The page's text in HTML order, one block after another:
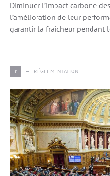
Diminuer l’impact carbone
l’amélioration de leur
garantir la fraîcheur pendant
r RÉGLEMENTATION